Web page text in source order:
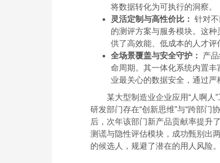
将数据转化为可执行的洞察。
灵活定制与高性价比： 针对
的测评方案与服务模块。这
供了高效能、低成本的人才评
全场景覆盖与安全守护：
产
命周期。其一体化系统内置
业最关心的数据安全，通过严
某大型制造业企业应用“人啊
研发部门存在“创新思维”与“跨部门
后，次年该部门新产品贡献率提升
测谎与隐性评估模块，成功甄别出
的候选人，规避了潜在的用人风险